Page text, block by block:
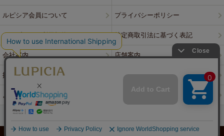
ルピシア会員について プライバシーポリシー
ウェブサイト利用規約 特定商取引法に基づく表記
会社案内 店舗案内
採用情報 ルピシアブランド
よくある質問